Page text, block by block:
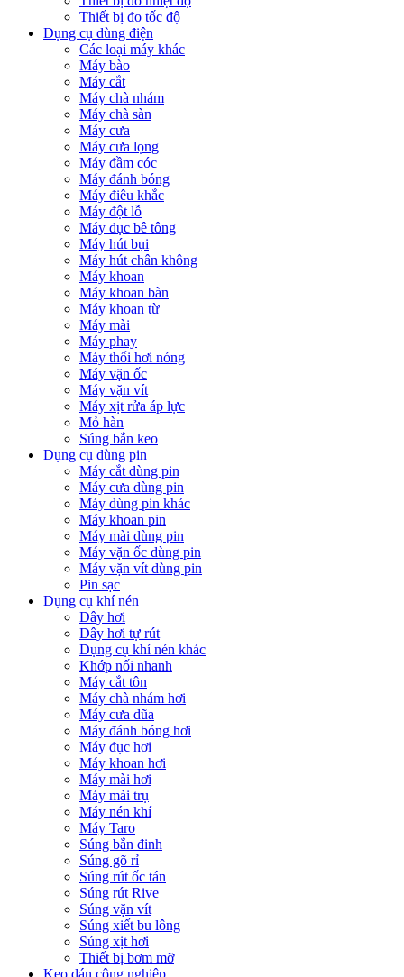
Thiết bị đo tốc độ
Dụng cụ dùng điện
Các loại máy khác
Máy bào
Máy cắt
Máy chà nhám
Máy chà sàn
Máy cưa
Máy cưa lọng
Máy đầm cóc
Máy đánh bóng
Máy điêu khắc
Máy đột lỗ
Máy đục bê tông
Máy hút bụi
Máy hút chân không
Máy khoan
Máy khoan bàn
Máy khoan từ
Máy mài
Máy phay
Máy thổi hơi nóng
Máy vặn ốc
Máy vặn vít
Máy xịt rửa áp lực
Mỏ hàn
Súng bắn keo
Dụng cụ dùng pin
Máy cắt dùng pin
Máy cưa dùng pin
Máy dùng pin khác
Máy khoan pin
Máy mài dùng pin
Máy vặn ốc dùng pin
Máy vặn vít dùng pin
Pin sạc
Dụng cụ khí nén
Dây hơi
Dây hơi tự rút
Dụng cụ khí nén khác
Khớp nối nhanh
Máy cắt tôn
Máy chà nhám hơi
Máy cưa dũa
Máy đánh bóng hơi
Máy đục hơi
Máy khoan hơi
Máy mài hơi
Máy mài trụ
Máy nén khí
Máy Taro
Súng bắn đinh
Súng gõ rỉ
Súng rút ốc tán
Súng rút Rive
Súng vặn vít
Súng xiết bu lông
Súng xịt hơi
Thiết bị bơm mỡ
Keo dán công nghiệp